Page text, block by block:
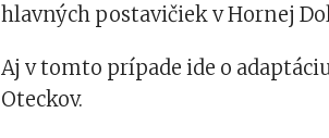
hlavných postavičiek v Hornej
Aj v tomto prípade ide o
Oteckov.